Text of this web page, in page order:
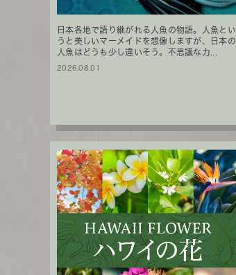
日本各地で語り継がれる人魚の物語。人魚とい
うと美しいマーメイドを想像しますが、日本の
人魚はどうも少し違いそう。不思議な力...
2026.08.01